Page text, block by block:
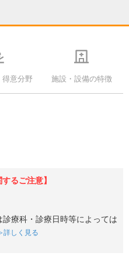
得意分野 施設・設備の特徴
るご注意】
診療科・診療日時等によっては
詳しく見る